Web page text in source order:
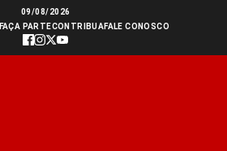
09/08/2026
FAÇA PARTECONTRIBUAFALE CONOSCO